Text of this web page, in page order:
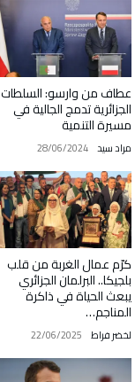
عطاف من وارسو: السلطات
الجزائرية تدمج الجالية في
مسيرة التنمية
مراد سيد 28/06/2024
كرّم عمال الغربة من قلب
بلجيكا.. البرلمان الجزائري
يبعث الحياة في ذاكرة
المناجم…
لخضر فراط 22/06/2025